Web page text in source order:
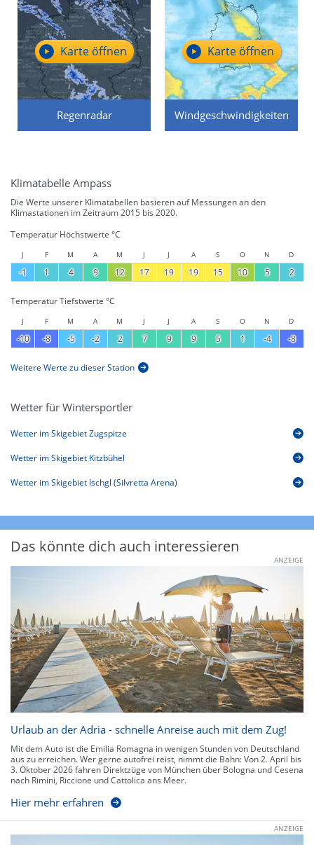
Regenradar
Karte öffnen
Windgeschwindigkeiten
Karte öffnen
Klimatabelle Ampass
Die Werte unserer Klimatabellen basieren auf Messungen an den
Klimastationen im Zeitraum 2015 bis 2020.
Temperatur Höchstwerte °C
J F M A M J J A S O N D
-1 1 4 9 12 17 19 19 15 10 5 2
Temperatur Tiefstwerte °C
J F M A M J J A S O N D
-10 -8 -5 -2 2 7 9 9 5 1 -4 -8
Weitere Werte zu dieser Station
Wetter für Wintersportler
Wetter im Skigebiet Zugspitze
Wetter im Skigebiet Kitzbühel
Wetter im Skigebiet Ischgl (Silvretta Arena)
Das könnte dich auch interessieren
ANZEIGE
Urlaub an der Adria - schnelle Anreise auch mit dem Zug!
Mit dem Auto ist die Emilia Romagna in wenigen Stunden von Deutschland
aus zu erreichen. Wer gerne autofrei reist, nimmt die Bahn: Von 2. April bis
3. Oktober 2026 fahren Direktzüge von München über Bologna und Cesena
nach Rimini, Riccione und Cattolica ans Meer.
Hier mehr erfahren
ANZEIGE